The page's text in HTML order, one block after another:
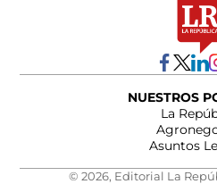
NUESTROS
La
Asuntos
© 2026, Editorial La